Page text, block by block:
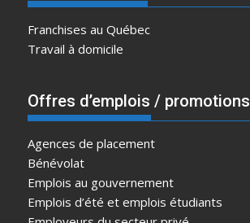
Franchises au Québec
Travail à domicile
Offres d’emplois / promotions
Agences de placement
Bénévolat
Emplois au gouvernement
Emplois d’été et emplois étudiants